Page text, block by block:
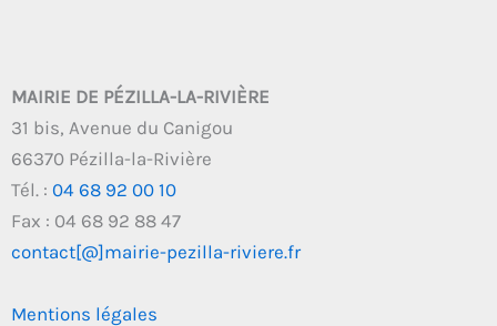
MAIRIE DE PÉZILLA-LA-RIVIÈRE
31 bis, Avenue du Canigou
66370 Pézilla-la-Rivière
Tél. : 04 68 92 00 10
Fax : 04 68 92 88 47
contact[@]mairie-pezilla-riviere.fr
Mentions légales